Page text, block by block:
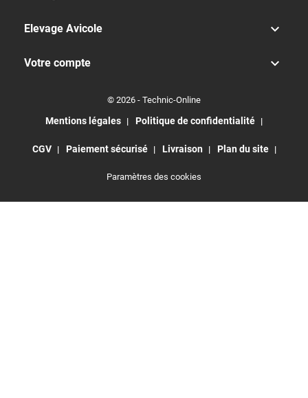
Elevage Avicole 
Votre compte 
© 2026 - Technic-Online
Mentions légales Politique de confidentialité
CGV Paiement sécurisé Livraison Plan du site
Paramètres des cookies